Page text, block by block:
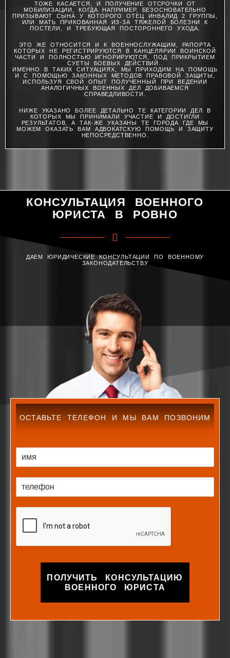
ТОЖЕ КАСАЕТСЯ, И ПОЛУЧЕНИЕ ОТСРОЧКИ ОТ
МОБИЛИЗАЦИИ, КОГДА НАПРИМЕР, БЕЗОСНОВАТЕЛЬНО
ПРИЗЫВАЮТ СЫНА У КОТОРОГО ОТЕЦ ИНВАЛИД 2 ГРУППЫ,
ИЛИ МАТЬ ПРИКОВАННАЯ ИЗ-ЗА ТЯЖЕЛОЙ БОЛЕЗНИ К
ПОСТЕЛИ, И ТРЕБУЮЩАЯ ПОСТОРОННЕГО УХОДА.
ЭТО ЖЕ ОТНОСИТСЯ И К ВОЕННОСЛУЖАЩИМ, РАПОРТА
КОТОРЫХ НЕ РЕГИСТРИРУЮТСЯ В КАНЦЕЛЯРИИ ВОИНСКОЙ
ЧАСТИ И ПОЛНОСТЬЮ ИГНОРИРУЮТСЯ, ПОД ПРИКРЫТИЕМ
СУЕТЫ БОЕВЫХ ДЕЙСТВИЙ..
ИМЕННО В ТАКИХ СИТУАЦИЯХ, МЫ ПРИХОДИМ НА ПОМОЩЬ
И С ПОМОЩЬЮ ЗАКОННЫХ МЕТОДОВ ПРАВОВОЙ ЗАЩИТЫ,
ИСПОЛЬЗУЯ СВОЙ ОПЫТ ПОЛУЧЕННЫЙ ПРИ ВЕДЕНИИ
АНАЛОГИЧНЫХ ВОЕННЫХ ДЕЛ ДОБИВАЕМСЯ
СПРАВЕДЛИВОСТИ.
НИЖЕ УКАЗАНО БОЛЕЕ ДЕТАЛЬНО ТЕ КАТЕГОРИИ ДЕЛ В
КОТОРЫХ МЫ ПРИНИМАЛИ УЧАСТИЕ И ДОСТИГЛИ
РЕЗУЛЬТАТОВ, А ТАК-ЖЕ УКАЗАНЫ ТЕ ГОРОДА ГДЕ МЫ
МОЖЕМ ОКАЗАТЬ ВАМ АДВОКАТСКУЮ ПОМОЩЬ И ЗАЩИТУ
НЕПОСРЕДСТВЕННО.
КОНСУЛЬТАЦИЯ ВОЕННОГО
ЮРИСТА В РОВНО
ДАЕМ ЮРИДИЧЕСКИЕ КОНСУЛЬТАЦИИ ПО ВОЕННОМУ
ЗАКОНОДАТЕЛЬСТВУ
ОСТАВЬТЕ ТЕЛЕФОН И МЫ ВАМ ПОЗВОНИМ
ПОЛУЧИТЬ КОНСУЛЬТАЦИЮ
ВОЕННОГО ЮРИСТА